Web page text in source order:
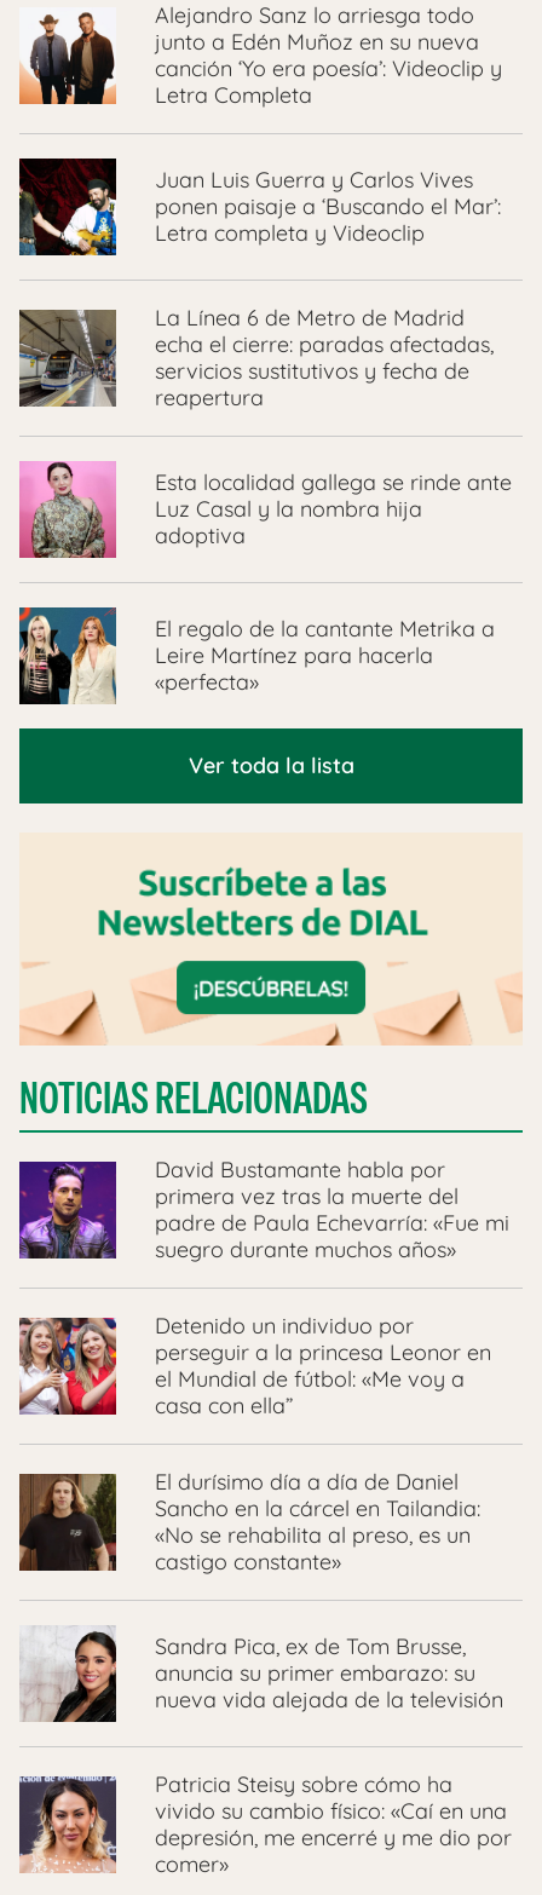
Alejandro Sanz lo arriesga todo
junto a Edén Muñoz en su nueva
canción ‘Yo era poesía’: Videoclip y
Letra Completa
Juan Luis Guerra y Carlos Vives
ponen paisaje a ‘Buscando el Mar’:
Letra completa y Videoclip
La Línea 6 de Metro de Madrid
echa el cierre: paradas afectadas,
servicios sustitutivos y fecha de
reapertura
Esta localidad gallega se rinde ante
Luz Casal y la nombra hija
adoptiva
El regalo de la cantante Metrika a
Leire Martínez para hacerla
«perfecta»
Ver toda la lista
NOTICIAS RELACIONADAS
David Bustamante habla por
primera vez tras la muerte del
padre de Paula Echevarría: «Fue mi
suegro durante muchos años»
Detenido un individuo por
perseguir a la princesa Leonor en
el Mundial de fútbol: «Me voy a
casa con ella”
El durísimo día a día de Daniel
Sancho en la cárcel en Tailandia:
«No se rehabilita al preso, es un
castigo constante»
Sandra Pica, ex de Tom Brusse,
anuncia su primer embarazo: su
nueva vida alejada de la televisión
Patricia Steisy sobre cómo ha
vivido su cambio físico: «Caí en una
depresión, me encerré y me dio por
comer»